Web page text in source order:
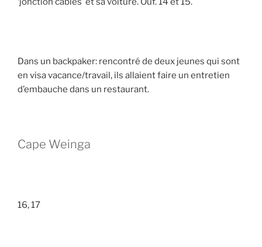
Dans un backpaker: rencontré de deux jeunes qui sont
en visa vacance/travail, ils allaient faire un entretien
d’embauche dans un restaurant.
Cape Weinga
16, 17